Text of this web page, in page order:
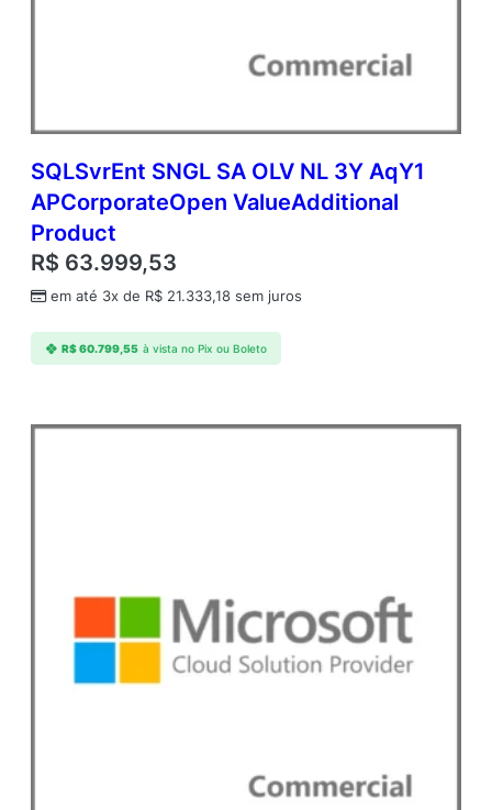
SQLSvrEnt SNGL SA OLV NL 3Y AqY1
APCorporateOpen ValueAdditional
Product
R$ 63.999,53
em até 3x de R$ 21.333,18 sem juros
R$60.799,55 à vista no Pix ou Boleto